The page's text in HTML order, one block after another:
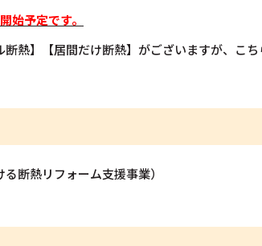
始予定です。
熱】【居間だけ断熱】がございますが、こ
断熱リフォーム支援事業）